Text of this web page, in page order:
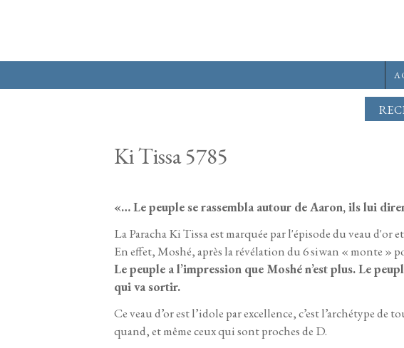
Ki Tissa 5785
«… Le peuple se rassembla autour de Aaron, ils lui
La Paracha Ki Tissa est marquée par l'épisode du veau d'or
En effet, Moshé, après la révélation du 6 siwan « monte »
Le peuple a l’impression que Moshé n’est plus. Le
qui va sortir.
Ce veau d’or est l’idole par excellence, c’est l’archétype
quand, et même ceux qui sont proches de D.